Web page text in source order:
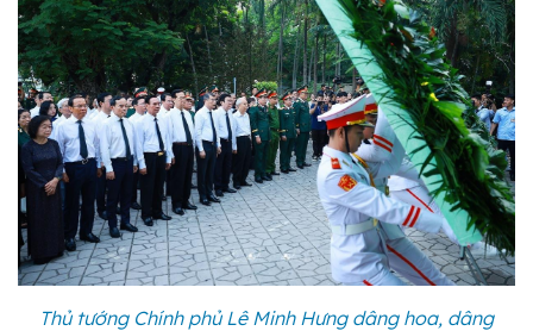
Thủ tướng Chính phủ Lê Minh Hưng dâng hoa, dâng